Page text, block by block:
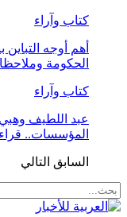
كتاب وآراء
الحكومة
كتاب وآراء
عبد اللطيف
المؤسسات..
السابق التالي